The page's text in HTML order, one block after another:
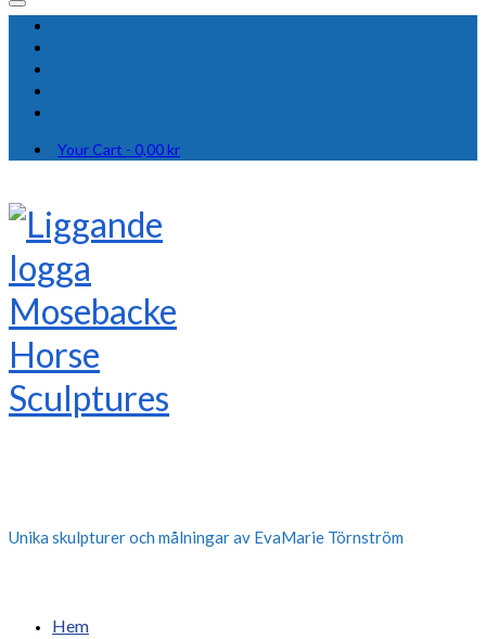
Your Cart - 0,00kr
Unika skulpturer och målningar av EvaMarie Törnström
Hem